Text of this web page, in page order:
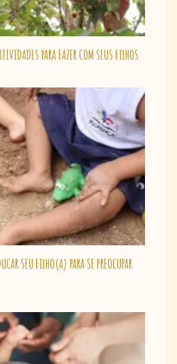
PARA FAZER COM SEUS FILHOS
SEU FILHO(A) PARA SE PREOCUPAR